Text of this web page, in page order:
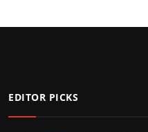
EDITOR PICKS